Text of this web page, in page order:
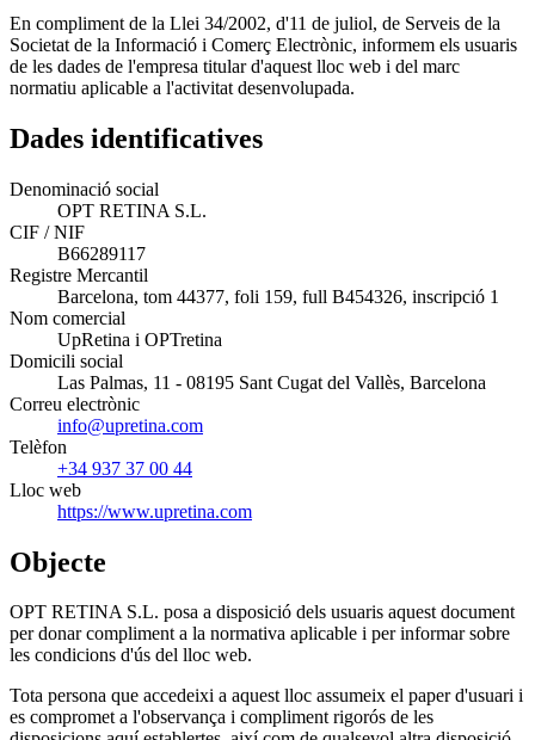
En compliment de la Llei 34/2002, d'11 de juliol, de Serveis de la
Societat de la Informació i Comerç Electrònic, informem els usuaris
de les dades de l'empresa titular d'aquest lloc web i del marc
normatiu aplicable a l'activitat desenvolupada.
Dades identificatives
Denominació social
OPT RETINA S.L.
CIF / NIF
B66289117
Registre Mercantil
Barcelona, tom 44377, foli 159, full B454326, inscripció 1
Nom comercial
UpRetina i OPTretina
Domicili social
Las Palmas, 11 - 08195 Sant Cugat del Vallès, Barcelona
Correu electrònic
info@upretina.com
Telèfon
+34 937 37 00 44
Lloc web
https://www.upretina.com
Objecte
OPT RETINA S.L. posa a disposició dels usuaris aquest document
per donar compliment a la normativa aplicable i per informar sobre
les condicions d'ús del lloc web.
Tota persona que accedeixi a aquest lloc assumeix el paper d'usuari i
es compromet a l'observança i compliment rigorós de les